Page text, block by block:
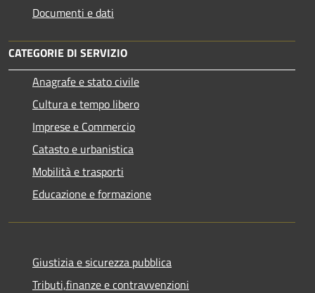
Documenti e dati
CATEGORIE DI SERVIZIO
Anagrafe e stato civile
Cultura e tempo libero
Imprese e Commercio
Catasto e urbanistica
Mobilità e trasporti
Educazione e formazione
Giustizia e sicurezza pubblica
Tributi,finanze e contravvenzioni